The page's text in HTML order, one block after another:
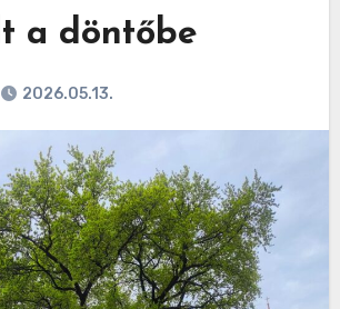
a döntőbe
2026.05.13.